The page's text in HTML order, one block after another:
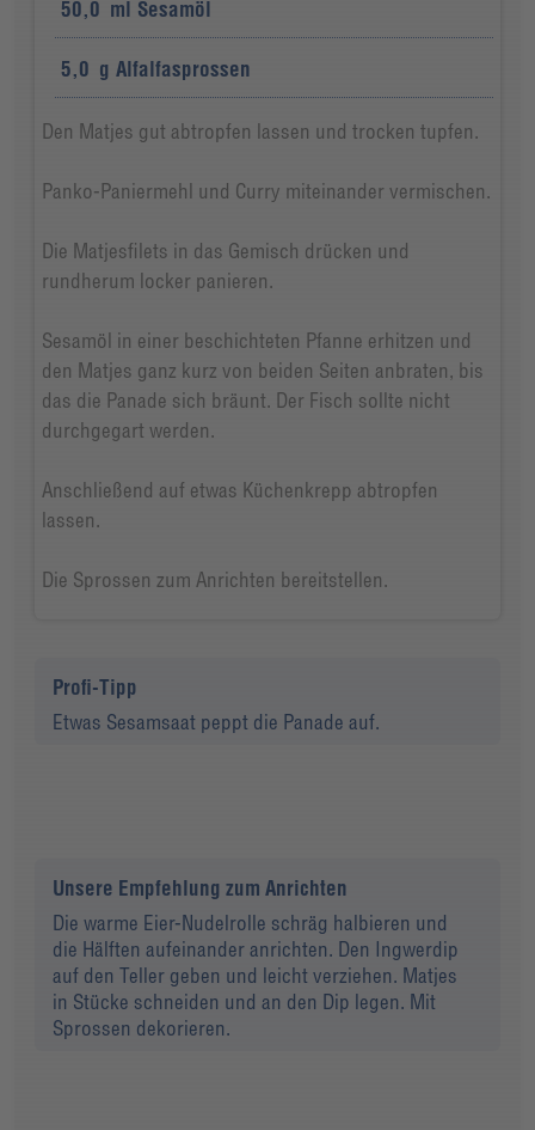
50,0 ml Sesamöl
5,0 g Alfalfasprossen
Den Matjes gut abtropfen lassen und trocken tupfen.
Panko-Paniermehl und Curry miteinander vermischen.
Die Matjesfilets in das Gemisch drücken und
rundherum locker panieren.
Sesamöl in einer beschichteten Pfanne erhitzen und
den Matjes ganz kurz von beiden Seiten anbraten, bis
das die Panade sich bräunt. Der Fisch sollte nicht
durchgegart werden.
Anschließend auf etwas Küchenkrepp abtropfen
lassen.
Die Sprossen zum Anrichten bereitstellen.
Profi-Tipp
Etwas Sesamsaat peppt die Panade auf.
Unsere Empfehlung zum Anrichten
Die warme Eier-Nudelrolle schräg halbieren und
die Hälften aufeinander anrichten. Den Ingwerdip
auf den Teller geben und leicht verziehen. Matjes
in Stücke schneiden und an den Dip legen. Mit
Sprossen dekorieren.